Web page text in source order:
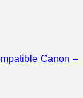
Canon –